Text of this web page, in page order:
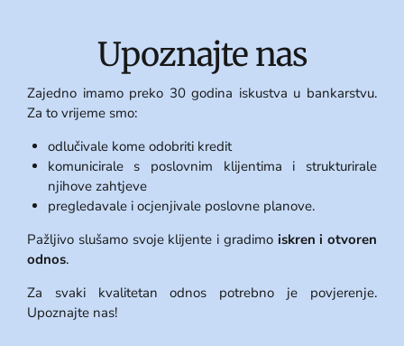
Upoznajte nas
Zajedno imamo preko 30 godina iskustva u bankarstvu.
Za to vrijeme smo:
odlučivale kome odobriti kredit
komunicirale s poslovnim klijentima i strukturirale
njihove zahtjeve
pregledavale i ocjenjivale poslovne planove.
Pažljivo slušamo svoje klijente i gradimo iskren i otvoren
odnos.
Za svaki kvalitetan odnos potrebno je povjerenje.
Upoznajte nas!